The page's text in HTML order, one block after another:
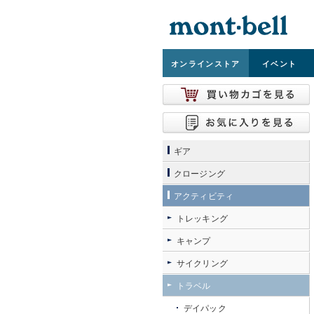
オンラインストア イベント
ギア
クロージング
アクティビティ
トレッキング
キャンプ
サイクリング
トラベル
デイパック